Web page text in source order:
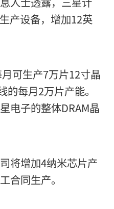
产设备，增加12英
可生产7万片12寸晶
的每月2万片产能。
电子的整体DRAM晶
将增加4纳米芯片产
合同生产。